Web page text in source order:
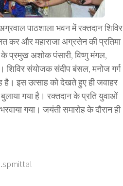
पाठशाला भवन में रक्तदान शिविर
कर और महाराजा अग्रसेन की प्रतिमा
प्रमुख अशोक पंसारी, विष्णु मंगल,
शिविर संयोजक संदीप बंसल, मनोज गर्ग
है। इस उत्साह को देखते हुए ही जवाहर
गया है। रक्तदान के प्रति युवाओं
गया। जयंती समारोह के दौरान ही